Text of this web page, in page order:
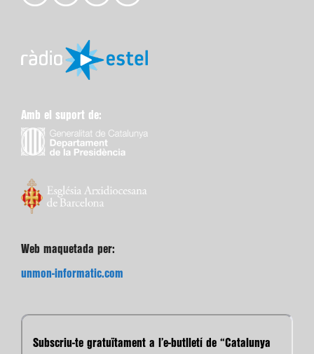
Amb el suport de:
Web maquetada per:
unmon-informatic.com
Subscriu-te gratuïtament a l’e-butlletí de “Catalunya